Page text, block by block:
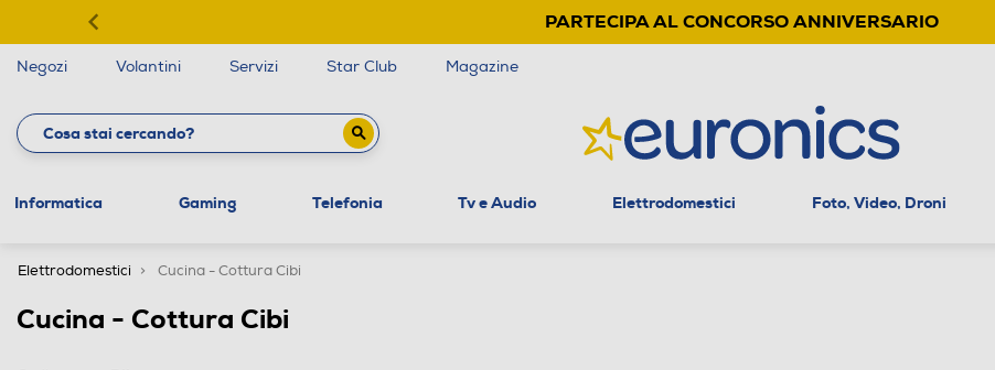
PARTECIPA AL CONCORSO ANNIVERSARIO
Negozi Volantini Servizi Star Club Magazine
Informatica Gaming Telefonia Tv e Audio Elettrodomestici Foto, Video, Droni
Elettrodomestici Cucina - Cottura Cibi
Cucina - Cottura Cibi